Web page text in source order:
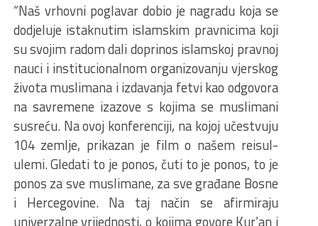
“Naš vrhovni poglavar dobio je nagradu koja se
dodjeluje istaknutim islamskim pravnicima koji
su svojim radom dali doprinos islamskoj pravnoj
nauci i institucionalnom organizovanju vjerskog
života muslimana i izdavanja fetvi kao odgovora
na savremene izazove s kojima se muslimani
susreću. Na ovoj konferenciji, na kojoj učestvuju
104 zemlje, prikazan je film o našem reisul-
ulemi. Gledati to je ponos, čuti to je ponos, to je
ponos za sve muslimane, za sve građane Bosne
i Hercegovine. Na taj način se afirmiraju
univerzalne vrijednosti, o kojima govore Kur’an i